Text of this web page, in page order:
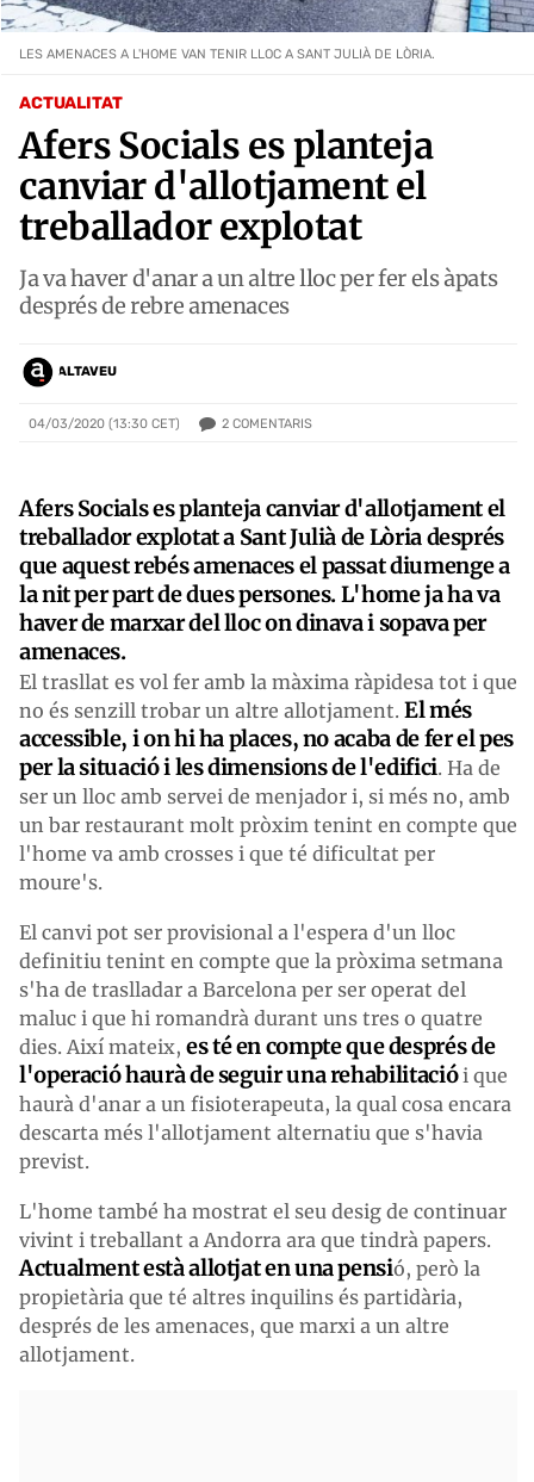
ACTUALITAT
Afers Socials es planteja
canviar d'allotjament el
treballador explotat
Ja va haver d'anar a un altre lloc per fer els àpats
després de rebre amenaces
ALTAVEU
04/03/2020 (13:30 CET) 2 COMENTARIS
LES AMENACES A L'HOME VAN TENIR LLOC A SANT JULIÀ DE LÒRIA.
Afers Socials es planteja canviar d'allotjament el
treballador explotat a Sant Julià de Lòria després
que aquest rebés amenaces el passat diumenge a
la nit per part de dues persones. L'home ja ha va
haver de marxar del lloc on dinava i sopava per
amenaces.
El trasllat es vol fer amb la màxima ràpidesa tot i que
no és senzill trobar un altre allotjament. El més
accessible, i on hi ha places, no acaba de fer el pes
per la situació i les dimensions de l'edifici. Ha de
ser un lloc amb servei de menjador i, si més no, amb
un bar restaurant molt pròxim tenint en compte que
l'home va amb crosses i que té dificultat per
moure's.
El canvi pot ser provisional a l'espera d'un lloc
definitiu tenint en compte que la pròxima setmana
s'ha de traslladar a Barcelona per ser operat del
maluc i que hi romandrà durant uns tres o quatre
dies. Així mateix, es té en compte que després de
l'operació haurà de seguir una rehabilitaciói que
haurà d'anar a un fisioterapeuta, la qual cosa encara
descarta més l'allotjament alternatiu que s'havia
previst.
L'home també ha mostrat el seu desig de continuar
vivint i treballant a Andorra ara que tindrà papers.
Actualment està allotjat en una pensió, però la
propietària que té altres inquilins és partidària,
després de les amenaces, que marxi a un altre
allotjament.